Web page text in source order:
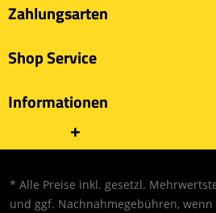
Zahlungsarten
Shop Service
Informationen
* Alle Preise inkl. gesetzl.
und ggf. Nachnahmegebühren,